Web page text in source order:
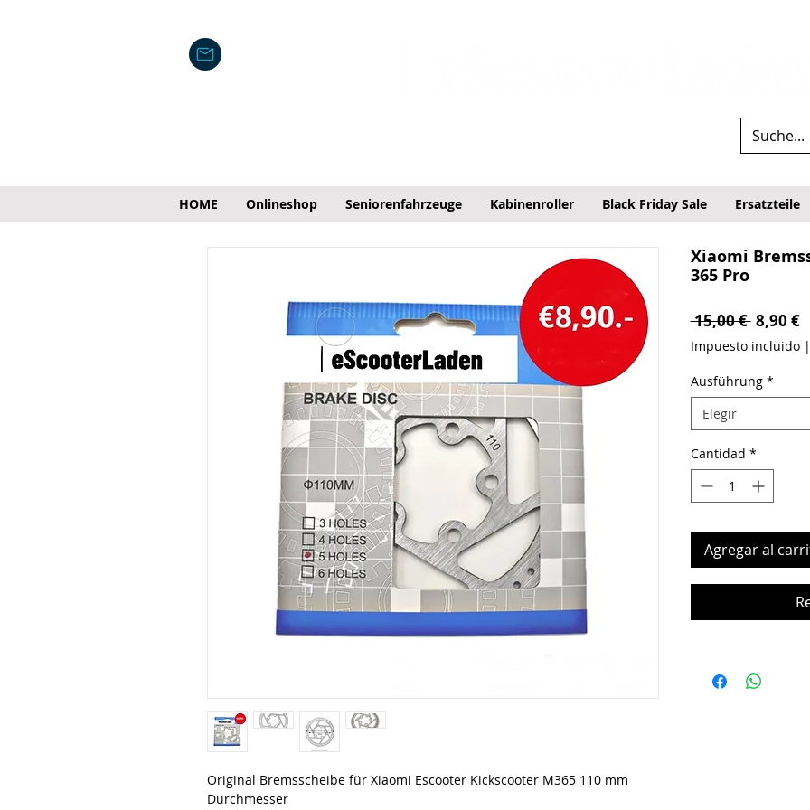
HOME Onlineshop Seniorenfahrzeuge Kabinenroller Black Friday Sale Ersatzteile
Original Bremsscheibe für Xiaomi Escooter Kickscooter M365 110 mm
Durchmesser
Xiaomi
365 Pro
15,00 € Precio
8,90 €
Impuesto incluido|
Ausführung *
Elegir
Cantidad *
Agregar al